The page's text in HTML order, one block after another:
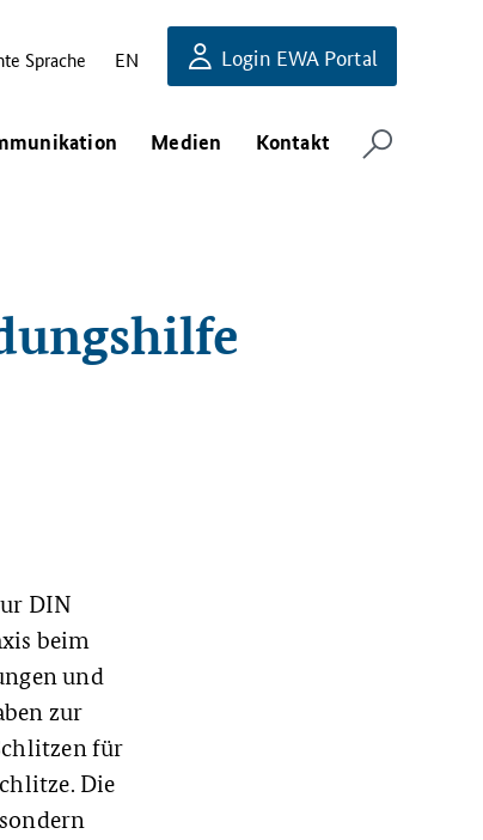
Sprache EN Login EWA Portal
Medien Kontakt
DIN
beim
und
zur
für
Die